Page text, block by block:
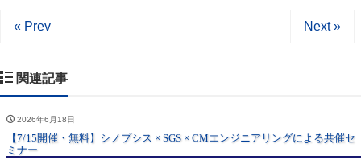
« Prev Next »
関連記事
2026年6月18日
【7/15開催・無料】シノプシス × SGS × CMエンジニアリングによる共催セ
ミナー